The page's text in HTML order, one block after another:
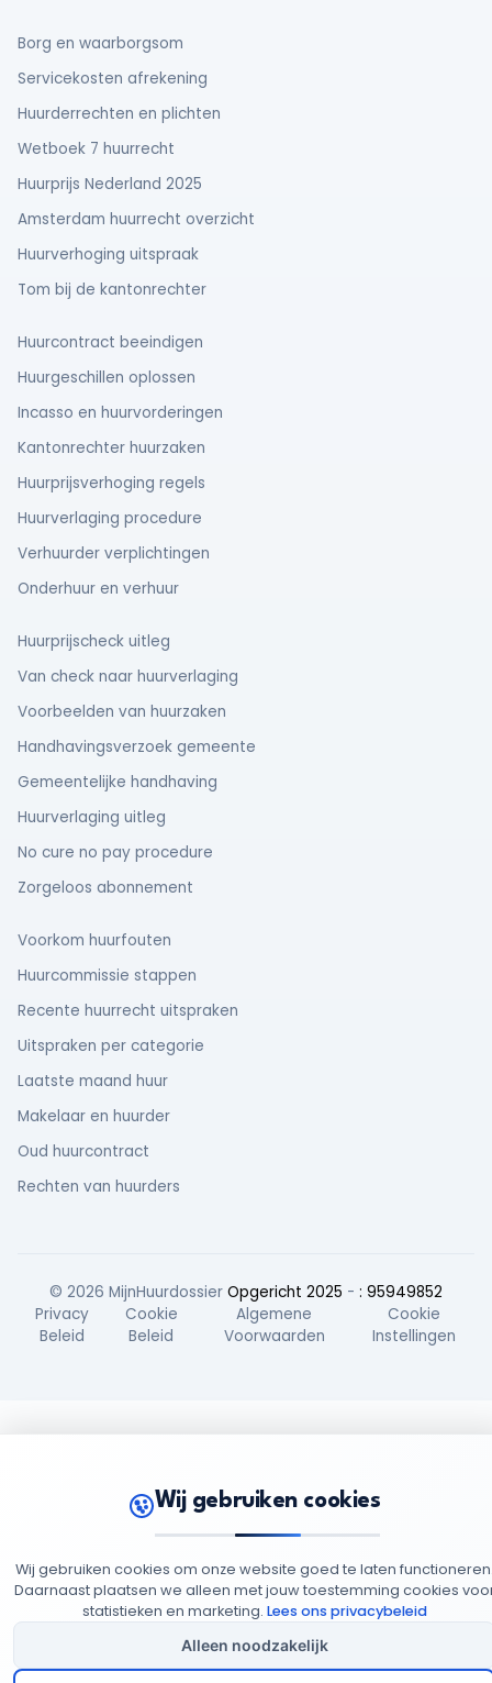
Borg en waarborgsom
Servicekosten afrekening
Huurderrechten en plichten
Wetboek 7 huurrecht
Huurprijs Nederland 2025
Amsterdam huurrecht overzicht
Huurverhoging uitspraak
Tom bij de kantonrechter
Huurcontract beeindigen
Huurgeschillen oplossen
Incasso en huurvorderingen
Kantonrechter huurzaken
Huurprijsverhoging regels
Huurverlaging procedure
Verhuurder verplichtingen
Onderhuur en verhuur
Huurprijscheck uitleg
Van check naar huurverlaging
Voorbeelden van huurzaken
Handhavingsverzoek gemeente
Gemeentelijke handhaving
Huurverlaging uitleg
No cure no pay procedure
Zorgeloos abonnement
Voorkom huurfouten
Huurcommissie stappen
Recente huurrecht uitspraken
Uitspraken per categorie
Laatste maand huur
Makelaar en huurder
Oud huurcontract
Rechten van huurders
© 2026 MijnHuurdossier Opgericht 2025 - : 95949852
Privacy
Beleid
Cookie
Beleid
Algemene
Voorwaarden
Cookie
Instellingen
Wij gebruiken cookies
Wij gebruiken cookies om onze website goed te laten
Daarnaast plaatsen we alleen met jouw toestemming cookies
statistieken en marketing. Lees ons privacybeleid
Alleen noodzakelijk